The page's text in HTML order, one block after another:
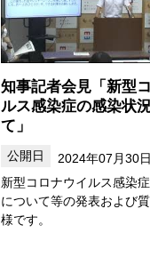
知事記者会見「新型
ルス感染症の感染状
て」
2024年07月30
新型コロナウイルス感染
について等の発表および
様です。